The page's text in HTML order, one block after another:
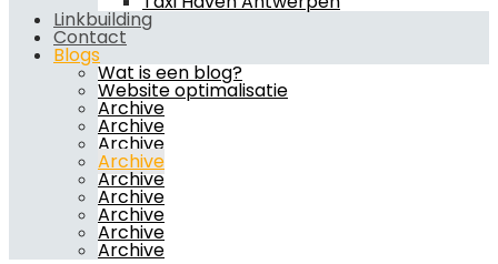
Linkbuilding
Contact
Blogs
Wat is een blog?
Website optimalisatie
Archive
Archive
Archive
Archive
Archive
Archive
Archive
Archive
Archive